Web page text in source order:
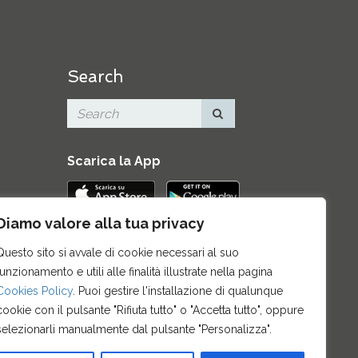
valore alla tua privacy
sito si avvale di cookie necessari al suo
e utili alle finalità illustrate nella pagina
Policy. Puoi gestire l'installazione di qualunque
con il pulsante "Rifiuta tutto" o "Accetta tutto", oppure
manualmente dal pulsante "Personalizza".
Search
Scarica la App
sito|Credits|Privacy e note legali
Archivio News|Cookie policy